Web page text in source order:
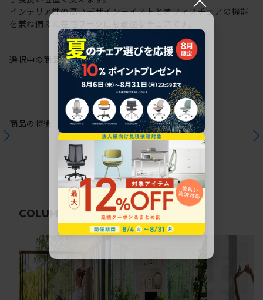
インテリア性の高いデザインテイストとオフィスチェアの機能
を兼ね備えた在宅ワークにも最適なチェアです。
選択中の商品情報保証注意事項
商品の特徴
COLUMN 関連コラム